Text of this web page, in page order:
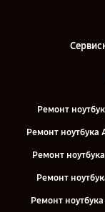
Ремонт
Ремонт ноутбука
Ремонт
Ремонт
Ремонт